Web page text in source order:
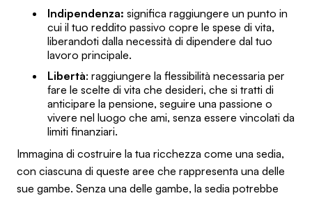
Indipendenza: significa raggiungere un punto in
cui il tuo reddito passivo copre le spese di vita,
liberandoti dalla necessità di dipendere dal tuo
lavoro principale.
Libertà: raggiungere la flessibilità necessaria per
fare le scelte di vita che desideri, che si tratti di
anticipare la pensione, seguire una passione o
vivere nel luogo che ami, senza essere vincolati da
limiti finanziari.
Immagina di costruire la tua ricchezza come una sedia,
con ciascuna di queste aree che rappresenta una delle
sue gambe. Senza una delle gambe, la sedia potrebbe